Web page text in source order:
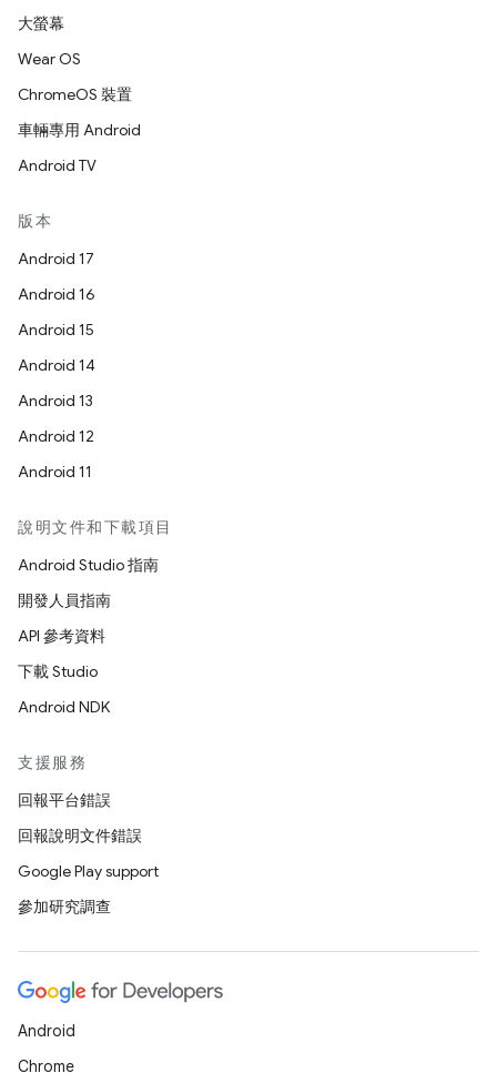
大螢幕
Wear OS
ChromeOS 裝置
車輛專用 Android
Android TV
版本
Android 17
Android 16
Android 15
Android 14
Android 13
Android 12
Android 11
說明文件和下載項目
Android Studio 指南
開發人員指南
API 參考資料
下載 Studio
Android NDK
支援服務
回報平台錯誤
回報說明文件錯誤
Google Play support
參加研究調查
Android
Chrome